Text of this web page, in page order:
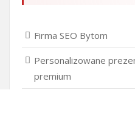
Firma SEO Bytom
Personalizowane
premium